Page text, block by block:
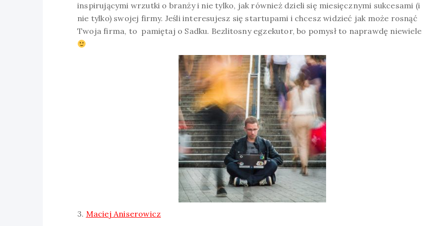
inspirującymi wrzutki o branży i nie tylko, jak również dzieli się miesięcznymi sukcesami (i
nie tylko) swojej firmy. Jeśli interesujesz się startupami i chcesz widzieć jak może rosnąć
Twoja firma, to pamiętaj o Sadku. Bezlitosny egzekutor, bo pomysł to naprawdę niewiele
3. Maciej Aniserowicz